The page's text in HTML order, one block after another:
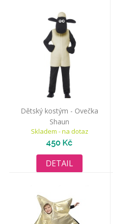
Dětský kostým - Ovečka
Shaun
Skladem - na dotaz
450 Kč
DETAIL